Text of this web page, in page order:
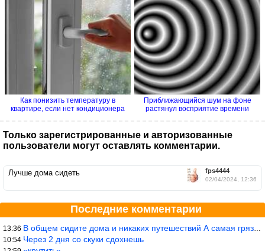
Как понизить температуру в
квартире, если нет кондиционера
Приближающийся шум на фоне
растянул восприятие времени
Только зарегистрированные и авторизованные
пользователи могут оставлять комментарии.
fps4444
02/04/2024, 12:36
Лучше дома сидеть
Последние комментарии
13:36 В общем сидите дома и никаких путешествий А самая грязная в от
10:54 Через 2 дня со скуки сдохнешь